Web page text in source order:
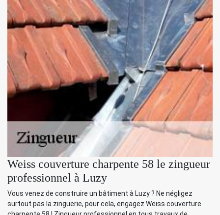
Weiss couverture charpente 58 le zingueur
professionnel à Luzy
Vous venez de construire un bâtiment à Luzy ? Ne négligez
surtout pas la zinguerie, pour cela, engagez Weiss couverture